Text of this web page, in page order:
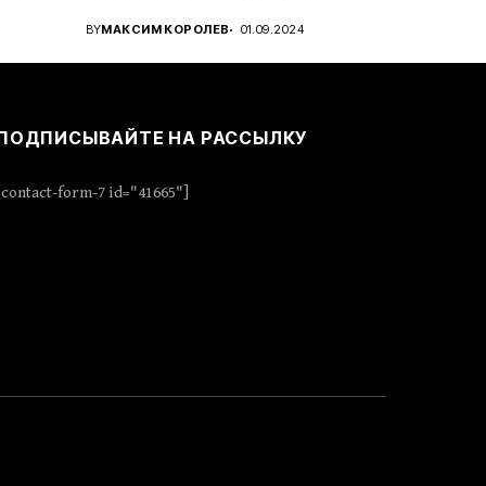
проявить стратегическое...
BYМАКСИМ КОРОЛЕВ 01.09.2024
НА РАССЫЛКУ
[contact-form-7 id="41665"]